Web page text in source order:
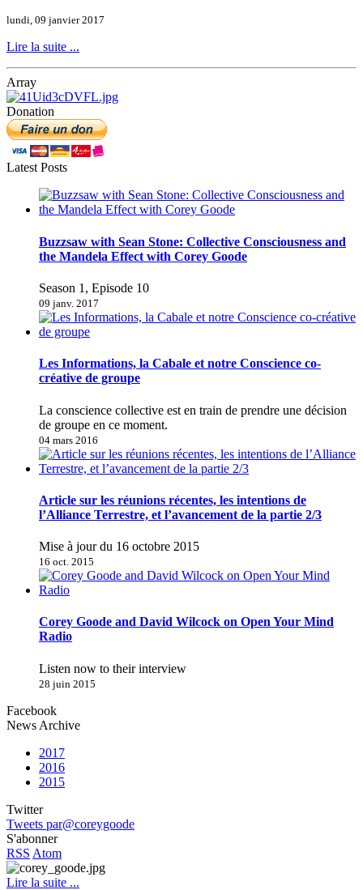
lundi, 09 janvier 2017
Lire la suite ...
Array
Donation
Latest Posts
Buzzsaw with Sean Stone: Collective Consciousness and
the Mandela Effect with Corey Goode
Season 1, Episode 10
09 janv. 2017
Les Informations, la Cabale et notre Conscience co-
créative de groupe
La conscience collective est en train de prendre une décision
de groupe en ce moment.
04 mars 2016
Article sur les réunions récentes, les intentions de
l’Alliance Terrestre, et l’avancement de la partie 2/3
Mise à jour du 16 octobre 2015
16 oct. 2015
Corey Goode and David Wilcock on Open Your Mind
Radio
Listen now to their interview
28 juin 2015
Facebook
News Archive
2017
2016
2015
Twitter
Tweets par@coreygoode
S'abonner
RSS Atom
Lire la suite ...